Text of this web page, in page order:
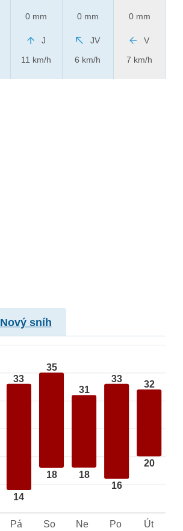
0 mm
J
11 km/h
0 mm
JV
6 km/h
0 mm
V
7 km/h
Nový sníh
33
14
35
18
31
18
33
16
32
20
Pá So Ne Po Út